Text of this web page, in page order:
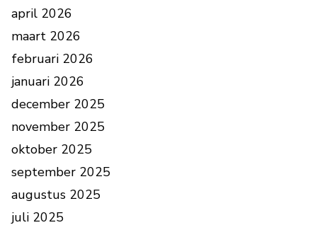
april 2026
maart 2026
februari 2026
januari 2026
december 2025
november 2025
oktober 2025
september 2025
augustus 2025
juli 2025